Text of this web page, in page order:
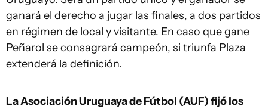
ganará el derecho a jugar las finales, a dos partidos
en régimen de local y visitante. En caso que gane
Peñarol se consagrará campeón, si triunfa Plaza
extenderá la definición.
La Asociación Uruguaya de Fútbol (AUF) fijó los